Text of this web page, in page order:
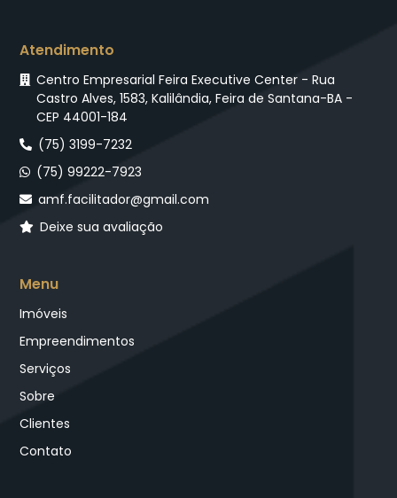
Atendimento
Centro Empresarial Feira Executive Center - Rua
Castro Alves, 1583, Kalilândia, Feira de Santana-BA -
CEP 44001-184
(75) 3199-7232
(75) 99222-7923
amf.facilitador@gmail.com
Deixe sua avaliação
Menu
Imóveis
Empreendimentos
Serviços
Sobre
Clientes
Contato